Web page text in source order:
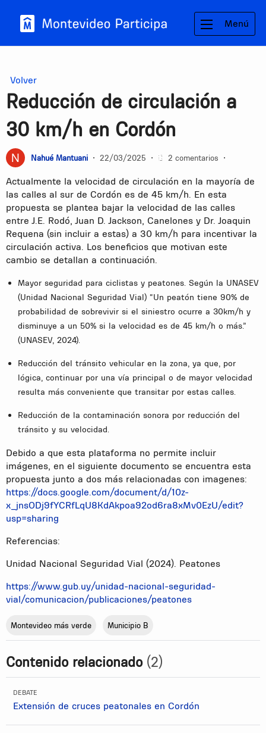
Menú
Volver
Reducción de circulación a
30 km/h en Cordón
Nahué Mantuani • 22/03/2025 • 2 comentarios •
Actualmente la velocidad de circulación en la mayoría de
las calles al sur de Cordón es de 45 km/h. En esta
propuesta se plantea bajar la velocidad de las calles
entre J.E. Rodó, Juan D. Jackson, Canelones y Dr. Joaquin
Requena (sin incluir a estas) a 30 km/h para incentivar la
circulación activa. Los beneficios que motivan este
cambio se detallan a continuación.
Mayor seguridad para ciclistas y peatones. Según la UNASEV
(Unidad Nacional Seguridad Vial) “Un peatón tiene 90% de
probabilidad de sobrevivir si el siniestro ocurre a 30km/h y
disminuye a un 50% si la velocidad es de 45 km/h o más.”
(UNASEV, 2024).
Reducción del tránsito vehicular en la zona, ya que, por
lógica, continuar por una vía principal o de mayor velocidad
resulta más conveniente que transitar por estas calles.
Reducción de la contaminación sonora por reducción del
tránsito y su velocidad.
Debido a que esta plataforma no permite incluir
imágenes, en el siguiente documento se encuentra esta
propuesta junto a dos más relacionadas con imagenes:
https://docs.google.com/document/d/10z-
x_jnsODj9fYCRfLqU8KdAkpoa92od6ra8xMv0EzU/edit?
usp=sharing​​​​​​​
Referencias:
Unidad Nacional Seguridad Vial (2024). Peatones
https://www.gub.uy/unidad-nacional-seguridad-
vial/comunicacion/publicaciones/peatones
Montevideo más verde Municipio B
Contenido relacionado (2)
DEBATE
Extensión de cruces peatonales en Cordón